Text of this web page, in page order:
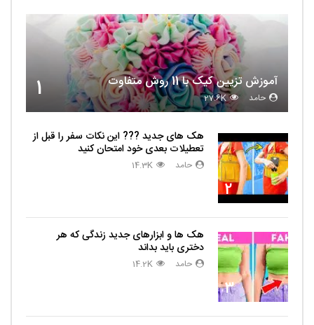
1 آموزش تزیین کیک با 11 روش متفاوت
حامد 27.6K
2
هک های جدید ??️? این نکات سفر را قبل از
تعطیلات بعدی خود امتحان کنید
حامد 14.3K
3
هک ها و ابزارهای جدید زندگی که هر
دختری باید بداند
حامد 14.2K